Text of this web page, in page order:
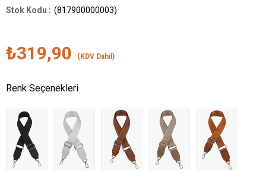
(817900000003)
₺319,90 (KDV Dahil)
Renk Seçenekleri